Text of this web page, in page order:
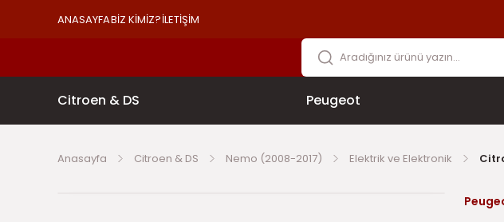
ANASAYFABİZ KİMİZ?İLETİŞİM
Citroen & DS Peugeot
Anasayfa Citroen & DS Nemo (2008-2017) Elektrik ve Elektronik